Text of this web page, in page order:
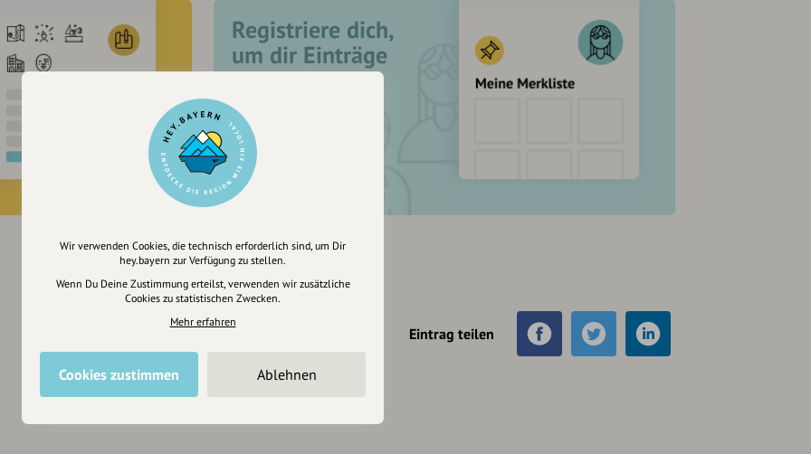
Registriere dich,
um dir Einträge
zu merken
Eintrag teilen
Wir verwenden Cookies, die technisch erforderlich sind, um Dir
hey.bayern zur Verfügung zu stellen.
Wenn Du Deine Zustimmung erteilst, verwenden wir zusätzliche
Cookies zu statistischen Zwecken.
Mehr erfahren
Cookies zustimmen Ablehnen